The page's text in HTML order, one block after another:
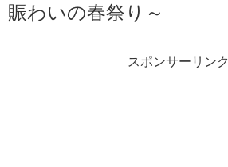
賑わいの春祭り～
スポンサーリンク